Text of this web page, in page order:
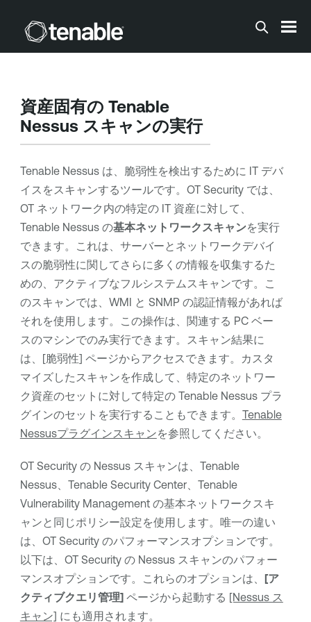
メインコンテンツに移動する
資産固有の Tenable
Nessus スキャンの実行
Tenable Nessusは、脆弱性を検出するために IT デバ
イスをスキャンするツールです。 OT Securityでは、
OT ネットワーク内の特定の IT 資産に対して、
Tenable Nessusの基本ネットワークスキャンを実行
できます。これは、サーバーとネットワークデバイ
スの脆弱性に関してさらに多くの情報を収集するた
めの、アクティブなフルシステムスキャンです。こ
のスキャンでは、WMI と SNMP の認証情報があれば
それを使用します。この操作は、関連する PC ベー
スのマシンでのみ実行できます。スキャン結果に
は、[脆弱性] ページからアクセスできます。カスタ
マイズしたスキャンを作成して、特定のネットワー
ク資産のセットに対して特定の Tenable Nessusプラ
グインのセットを実行することもできます。 Tenable
Nessusプラグインスキャンを参照してください。
OT Securityの Nessus スキャンは、 Tenable
Nessus、 Tenable Security Center、 Tenable
Vulnerability Managementの基本ネットワークスキ
ャンと同じポリシー設定を使用します。唯一の違い
は、 OT Securityのパフォーマンスオプションです。
以下は、 OT Securityの Nessus スキャンのパフォー
マンスオプションです。これらのオプションは、 [ア
クティブクエリ管理]ページから起動する [Nessus ス
キャン] にも適用されます。